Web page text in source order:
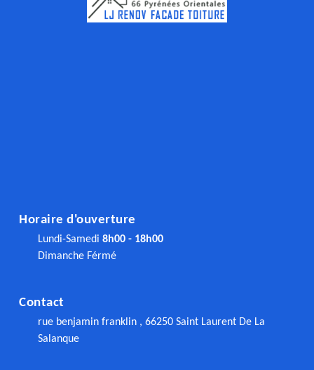
Horaire d'ouverture
Lundi-Samedi 8h00 - 18h00
Dimanche Férmé
Contact
rue benjamin franklin , 66250 Saint Laurent De La
Salanque